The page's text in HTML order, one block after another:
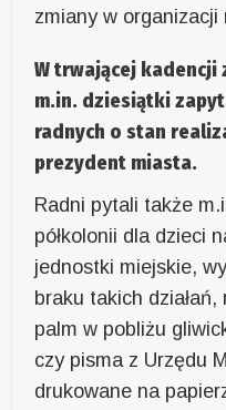
zmiany w organizacji
W trwającej kadencji
m.in. dziesiątki
radnych o stan
prezydent miasta.
Radni pytali także
półkolonii dla dzieci
jednostki miejskie,
braku takich
palm w pobliżu
czy pisma z Urzędu
drukowane na